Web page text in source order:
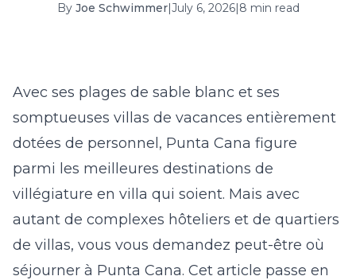
16 17 18 19 20 21 22
September 2026
S M T W T F S
6 7 8 9 10 11 12
13 14 15 16 17 18 19
By Joe Schwimmer|July 6, 2026|8 min read
Avec ses plages de sable blanc et ses
somptueuses villas de vacances entièrement
dotées de personnel, Punta Cana figure
parmi les meilleures destinations de
villégiature en villa qui soient. Mais avec
autant de complexes hôteliers et de quartiers
de villas, vous vous demandez peut-être où
séjourner à Punta Cana. Cet article passe en